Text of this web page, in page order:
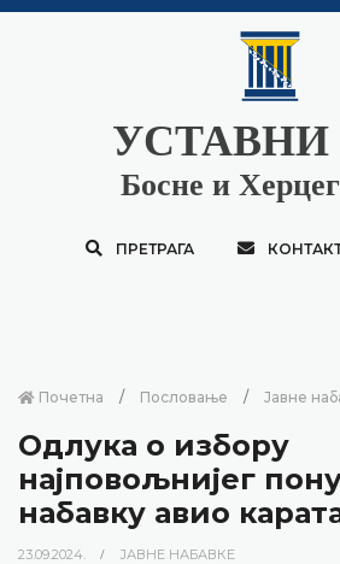
УСТАВНИ
Босне и
ПРЕТРАГА
Почетна Пословање Јавне
Одлука о избору
најповољнијег
набавку авио
23.09.2024. ЈАВНЕ НАБАВКЕ